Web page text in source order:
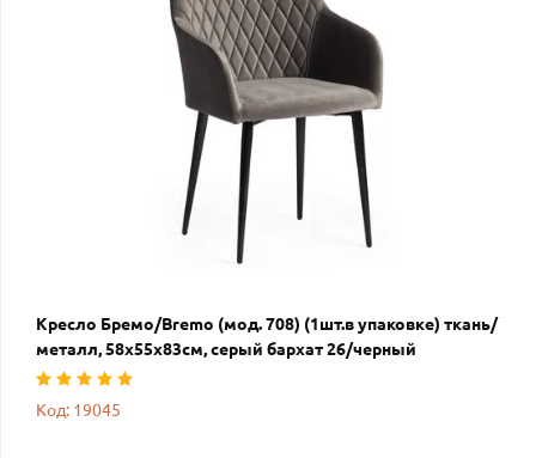
Кресло Бремо/Bremo (мод. 708) (1шт.в упаковке) ткань/
металл, 58х55х83см, серый бархат 26/черный
Код: 19045